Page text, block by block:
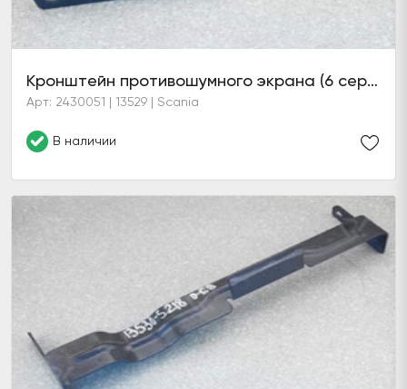
Кронштейн противошумного экрана (6 серия)
Арт: 2430051 | 13529 | Scania
В наличии